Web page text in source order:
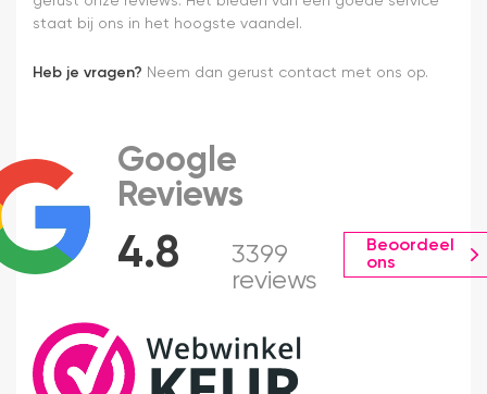
staat bij ons in het hoogste vaandel.
Heb je vragen? Neem dan gerust contact met ons op.
4.8
Google
Reviews
3399
reviews
Beoordeel
ons